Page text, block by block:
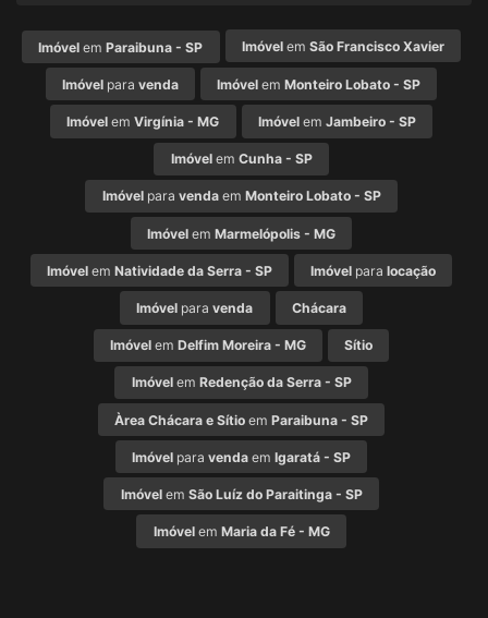
Imóvel emParaibuna - SP Imóvelem São Francisco Xavier
Imóvelpara venda Imóvel emMonteiro Lobato - SP
Imóvel emVirgínia - MG Imóvelem Jambeiro - SP
Imóvelem Cunha - SP
Imóvelpara vendaem Monteiro Lobato - SP
Imóvel em Marmelópolis - MG
Imóvelem Natividade da Serra - SP Imóvel paralocação
Imóvel paravenda Chácara
Imóvelem Delfim Moreira - MG Sítio
Imóvelem Redenção da Serra - SP
Àrea Chácara e Sítio em Paraibuna - SP
Imóvel para venda em Igaratá - SP
Imóvelem São Luíz do Paraitinga - SP
Imóvelem Maria da Fé - MG